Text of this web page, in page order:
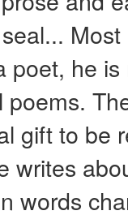
poet, he
gift to be
writes
words